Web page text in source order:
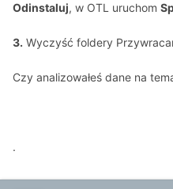
Odinstaluj, w OTL uruchom
3. Wyczyść foldery
Czy analizowałeś dane na
.